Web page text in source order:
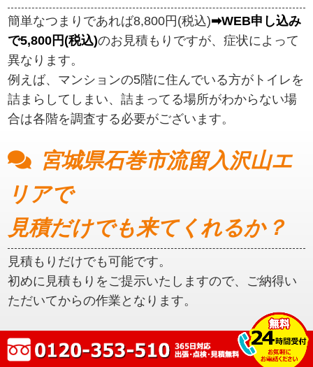
簡単なつまりであれば8,800円(税込)➡WEB申し込み
で5,800円(税込)のお見積もりですが、症状によって
異なります。
例えば、マンションの5階に住んでいる方がトイレを
詰まらしてしまい、詰まってる場所がわからない場
合は各階を調査する必要がございます。
宮城県石巻市流留入沢山エ
リアで
見積だけでも来てくれるか？
見積もりだけでも可能です。
初めに見積もりをご提示いたしますので、ご納得い
ただいてからの作業となります。
宮城県石巻市流留入沢山エ